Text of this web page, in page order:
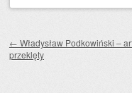
← Władysław Podkowiński –
przeklęty